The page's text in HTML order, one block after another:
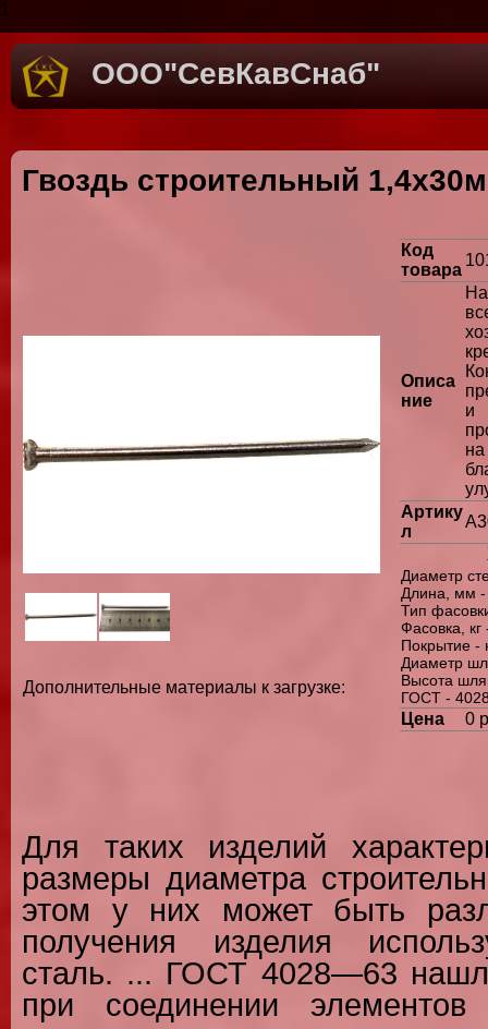
1
ООО"СевКавСнаб"
Гвоздь строительный
Дополнительные материалы к загрузке:
Код
товара
Описа
ние
и
Артику
л
Диаметр
Длина, мм -
Тип
Фасовка, кг
Покрытие -
Диаметр
Высота
ГОСТ -
Цена 0
Для таких изделий
размеры диаметра
этом у них может быть
получения изделия
сталь. ... ГОСТ 4028—63
при соединении